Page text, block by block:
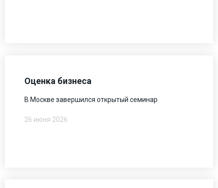
Оценка бизнеса
В Москве завершился открытый семинар
26 июня 2026